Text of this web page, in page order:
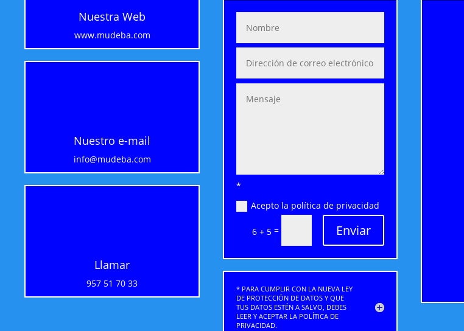
Nuestra Web
www.mudeba.com
Nuestro e-mail
info@mudeba.com
Llamar
957 51 70 33
*
Acepto la política de privacidad
6 + 5 = Enviar
* PARA CUMPLIR CON LA NUEVA LEY
DE PROTECCIÓN DE DATOS Y QUE
TUS DATOS ESTÉN A SALVO, DEBES
LEER Y ACEPTAR LA POLÍTICA DE
PRIVACIDAD.